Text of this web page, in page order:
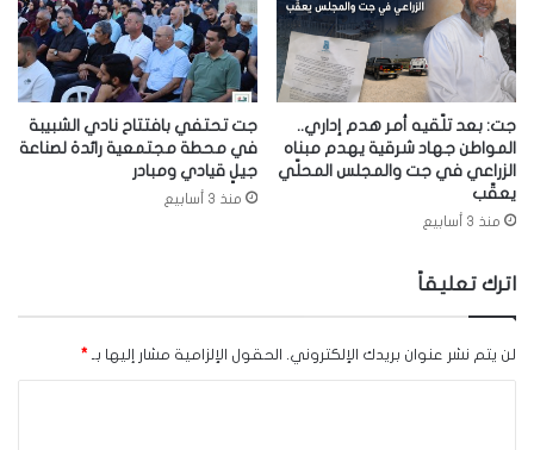
جت: بعد تلّقيه أمر هدم إداري..
المواطن جهاد شرقية يهدم مبناه
الزراعي في جت والمجلس المحلّي
يعقّب
منذ 3 أسابيع
جت تحتفي بافتتاح نادي الشبيبة
في محطة مجتمعية رائدة لصناعة
جيلٍ قيادي ومبادر
منذ 3 أسابيع
اترك تعليقاً
لن يتم نشر عنوان بريدك الإلكتروني. الحقول الإلزامية مشار إليها بـ *